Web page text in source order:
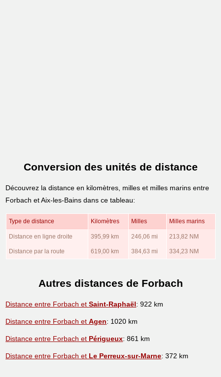
Conversion des unités de distance
Découvrez la distance en kilomètres, milles et milles marins entre
Forbach et Aix-les-Bains dans ce tableau:
Type de distance Kilomètres Milles Milles marins
Distance en ligne droite 395,99 km 246,06 mi 213,82 NM
Distance par la route 619,00 km 384,63 mi 334,23 NM
Autres distances de Forbach
Distance entre Forbach etSaint-Raphaël: 922 km
Distance entre Forbach etAgen: 1020 km
Distance entre Forbach et Périgueux: 861 km
Distance entre Forbach et Le Perreux-sur-Marne: 372 km